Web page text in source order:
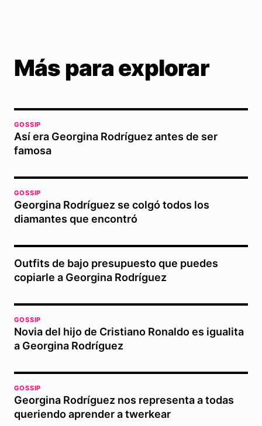
Más para explorar
GOSSIP
Así era Georgina Rodríguez antes de ser
famosa
GOSSIP
Georgina Rodríguez se colgó todos los
diamantes que encontró
Outfits de bajo presupuesto que puedes
copiarle a Georgina Rodríguez
GOSSIP
Novia del hijo de Cristiano Ronaldo es igualita
a Georgina Rodríguez
GOSSIP
Georgina Rodríguez nos representa a todas
queriendo aprender a twerkear